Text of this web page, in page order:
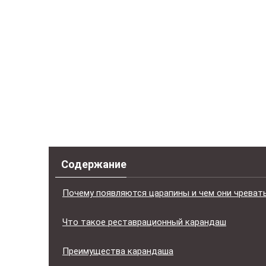
Содержание
Почему появляются царапины и чем они
Что такое реставрационный карандаш
Преимущества карандаша